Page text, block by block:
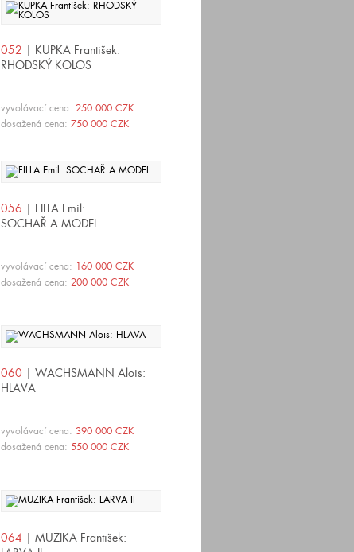
052 | KUPKA František:
RHODSKÝ KOLOS
vyvolávací cena: 250 000 CZK
dosažená cena: 750 000 CZK
056 | FILLA Emil:
SOCHAŘ A MODEL
vyvolávací cena: 160 000 CZK
dosažená cena: 200 000 CZK
060 | WACHSMANN Alois:
HLAVA
vyvolávací cena: 390 000 CZK
dosažená cena: 550 000 CZK
064 | MUZIKA František: